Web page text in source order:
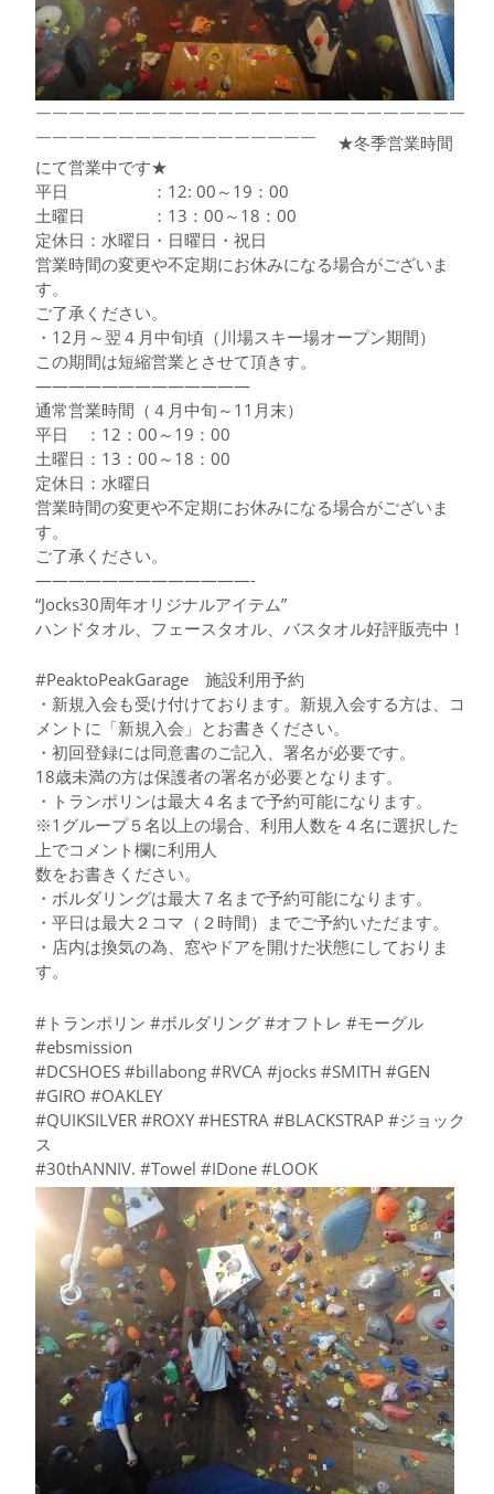
￣￣￣￣￣￣￣￣￣￣￣￣￣￣￣￣￣￣￣￣￣￣￣￣￣￣
￣￣￣￣￣￣￣￣￣￣￣￣￣￣￣￣￣ ★冬季営業時間
にて営業中です★
平日 ：12: 00～19：00
土曜日 ：13：00～18：00
定休日：水曜日・日曜日・祝日
営業時間の変更や不定期にお休みになる場合がございま
す。
ご了承ください。
・12月～翌４月中旬頃（川場スキー場オープン期間）
この期間は短縮営業とさせて頂きす。
—————————————
通常営業時間（４月中旬～11月末）
平日 ：12：00～19：00
土曜日：13：00～18：00
定休日：水曜日
営業時間の変更や不定期にお休みになる場合がございま
す。
ご了承ください。
—————————————-
“Jocks30周年オリジナルアイテム”
ハンドタオル、フェースタオル、バスタオル好評販売中！
#PeaktoPeakGarage 施設利用予約
・新規入会も受け付けております。新規入会する方は、コ
メントに「新規入会」とお書きください。
・初回登録には同意書のご記入、署名が必要です。
18歳未満の方は保護者の署名が必要となります。
・トランポリンは最大４名まで予約可能になります。
※1グループ５名以上の場合、利用人数を４名に選択した
上でコメント欄に利用人
数をお書きください。
・ボルダリングは最大７名まで予約可能になります。
・平日は最大２コマ（２時間）までご予約いただます。
・店内は換気の為、窓やドアを開けた状態にしておりま
す。
#トランポリン #ボルダリング #オフトレ #モーグル
#ebsmission
#DCSHOES #billabong #RVCA #jocks #SMITH #GEN
#GIRO #OAKLEY
#QUIKSILVER #ROXY #HESTRA #BLACKSTRAP #ジョック
ス
#30thANNIV. #Towel #IDone #LOOK